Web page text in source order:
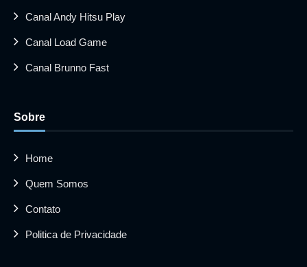
Canal Andy Hitsu Play
Canal Load Game
Canal Brunno Fast
Sobre
Home
Quem Somos
Contato
Politica de Privacidade